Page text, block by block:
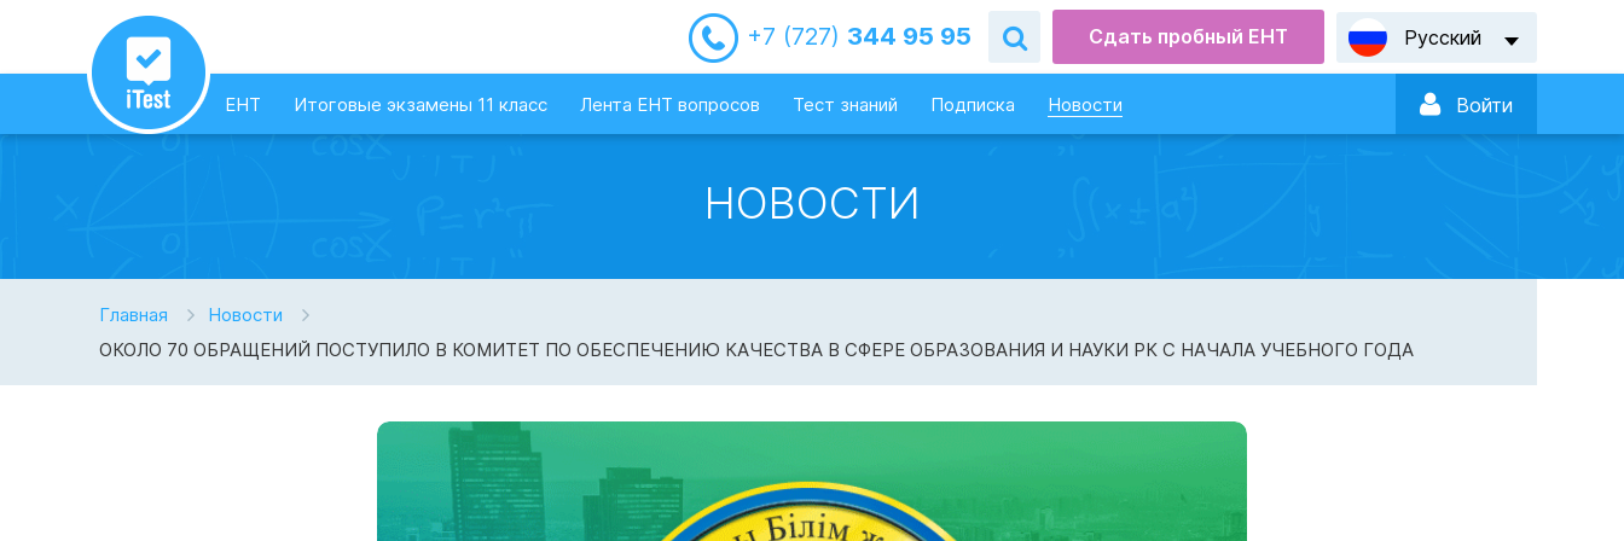
+7 (727) 344 95 95 Сдать пробный ЕНТ Русский
ЕНТ Итоговые экзамены 11 класс Лента ЕНТ вопросов Тест знаний Подписка Новости  Войти
НОВОСТИ
Главная
Новости
ОКОЛО 70 ОБРАЩЕНИЙ ПОСТУПИЛО В КОМИТЕТ ПО ОБЕСПЕЧЕНИЮ КАЧЕСТВА В СФЕРЕ ОБРАЗОВАНИЯ И НАУКИ РК С НАЧАЛА УЧЕБНОГО ГОДА